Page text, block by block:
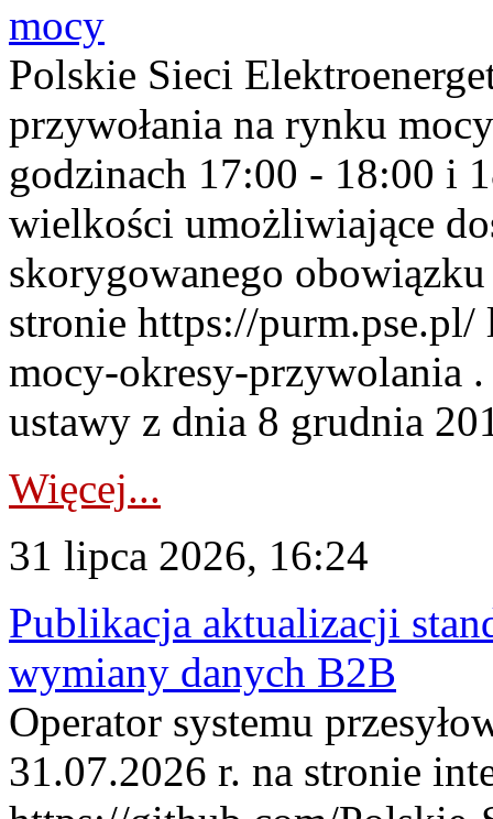
mocy
Polskie Sieci
przywołania na rynku
godzinach 17:00 - 18:00 i
wielkości umożliwiające
skorygowanego
stronie https://
mocy-okresy-przywolania
ustawy z dnia 8 grudnia
Więcej...
31 lipca 2026, 16:24
Publikacja aktualizacji
wymiany danych B2B
Operator systemu
31.07.2026 r. na stronie